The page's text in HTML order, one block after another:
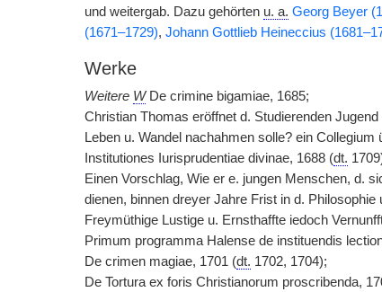
und weitergab. Dazu gehörten u. a. Georg Beyer
(1671–1729), Johann Gottlieb Heineccius
Werke
Weitere WDe crimine bigamiae, 1685;
Christian Thomas eröffnet d. Studierenden
Leben u. Wandel nachahmen solle? ein
Institutiones Iurisprudentiae divinae, 1688 (dt.
Einen Vorschlag, Wie er e. jungen Menschen, d.
dienen, binnen dreyer Jahre Frist in d.
Freymüthige Lustige u. Ernsthaffte iedoch
Primum programma Halense de instituendis
De crimen magiae, 1701 (dt. 1702, 1704);
De Tortura ex foris Christianorum proscribenda,